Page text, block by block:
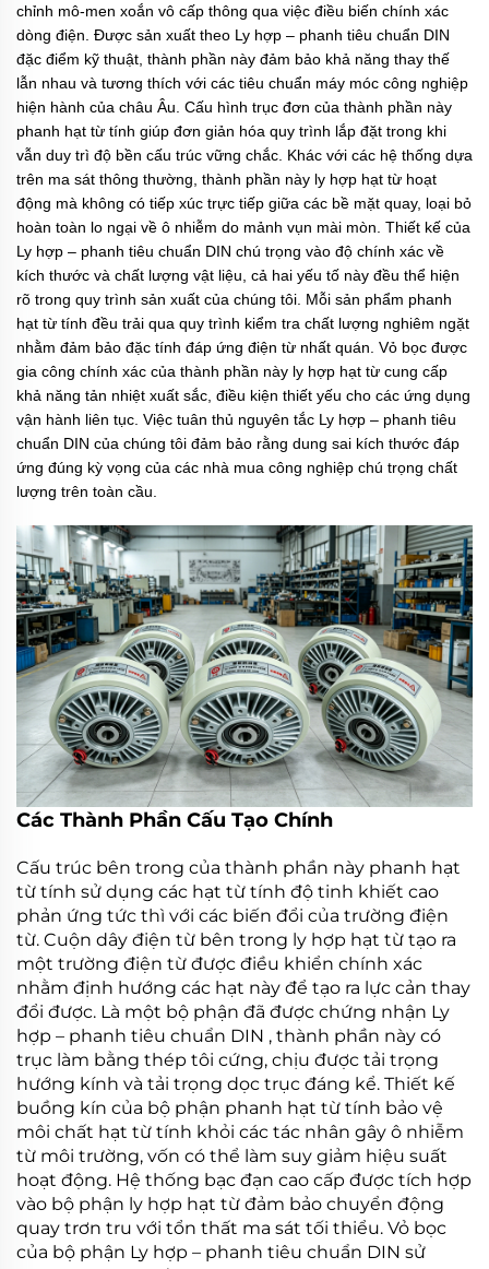
chỉnh mô-men xoắn vô cấp thông qua việc điều biến chính xác
dòng điện. Được sản xuất theo Ly hợp – phanh tiêu chuẩn DIN
đặc điểm kỹ thuật, thành phần này đảm bảo khả năng thay thế
lẫn nhau và tương thích với các tiêu chuẩn máy móc công nghiệp
hiện hành của châu Âu. Cấu hình trục đơn của thành phần này
phanh hạt từ tính giúp đơn giản hóa quy trình lắp đặt trong khi
vẫn duy trì độ bền cấu trúc vững chắc. Khác với các hệ thống dựa
trên ma sát thông thường, thành phần này ly hợp hạt từ hoạt
động mà không có tiếp xúc trực tiếp giữa các bề mặt quay, loại bỏ
hoàn toàn lo ngại về ô nhiễm do mảnh vụn mài mòn. Thiết kế của
Ly hợp – phanh tiêu chuẩn DIN chú trọng vào độ chính xác về
kích thước và chất lượng vật liệu, cả hai yếu tố này đều thể hiện
rõ trong quy trình sản xuất của chúng tôi. Mỗi sản phẩm phanh
hạt từ tính đều trải qua quy trình kiểm tra chất lượng nghiêm ngặt
nhằm đảm bảo đặc tính đáp ứng điện từ nhất quán. Vỏ bọc được
gia công chính xác của thành phần này ly hợp hạt từ cung cấp
khả năng tản nhiệt xuất sắc, điều kiện thiết yếu cho các ứng dụng
vận hành liên tục. Việc tuân thủ nguyên tắc Ly hợp – phanh tiêu
chuẩn DIN của chúng tôi đảm bảo rằng dung sai kích thước đáp
ứng đúng kỳ vọng của các nhà mua công nghiệp chú trọng chất
lượng trên toàn cầu.
Các Thành Phần Cấu Tạo Chính
Cấu trúc bên trong của thành phần này phanh hạt
từ tính sử dụng các hạt từ tính độ tinh khiết cao
phản ứng tức thì với các biến đổi của trường điện
từ. Cuộn dây điện từ bên trong ly hợp hạt từ tạo ra
một trường điện từ được điều khiển chính xác
nhằm định hướng các hạt này để tạo ra lực cản thay
đổi được. Là một bộ phận đã được chứng nhận Ly
hợp – phanh tiêu chuẩn DIN , thành phần này có
trục làm bằng thép tôi cứng, chịu được tải trọng
hướng kính và tải trọng dọc trục đáng kể. Thiết kế
buồng kín của bộ phận phanh hạt từ tính bảo vệ
môi chất hạt từ tính khỏi các tác nhân gây ô nhiễm
từ môi trường, vốn có thể làm suy giảm hiệu suất
hoạt động. Hệ thống bạc đạn cao cấp được tích hợp
vào bộ phận ly hợp hạt từ đảm bảo chuyển động
quay trơn tru với tổn thất ma sát tối thiểu. Vỏ bọc
của bộ phận Ly hợp – phanh tiêu chuẩn DIN sử